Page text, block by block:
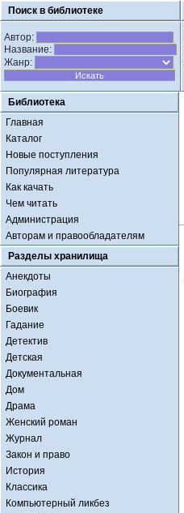
Поиск в библиотеке
Автор:
Название:
Жанр:
Библиотека
Главная
Каталог
Новые поступления
Популярная литература
Как качать
Чем читать
Администрация
Авторам и правообладателям
Разделы хранилища
Анекдоты
Биография
Боевик
Гадание
Детектив
Детская
Документальная
Дом
Драма
Женский роман
Журнал
Закон и право
История
Классика
Компьютерный ликбез